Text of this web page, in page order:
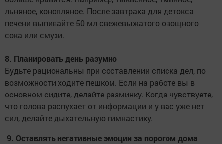
льняное, конопляное. После завтрака для детокса
печени выпивайте 50 мл свежевыжатого овощного
сока или смузи.
8. Планировать день разумно
Будьте рациональны при составлении списка дел, по
возможности ходите пешком. Если на работе вы в
основном сидите, делайте разминку. Когда чувствуете,
что голова распухает от информации и у вас уже нет
сил, делайте дыхательную гимнастику.
9. Оставлять негативные эмоции за порогом дома